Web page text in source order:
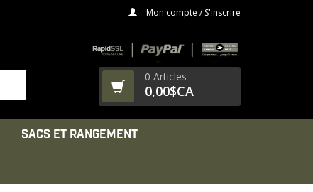
Mon compte / S'inscrire
0 Articles
0,00$CA
SACS ET RANGEMENT